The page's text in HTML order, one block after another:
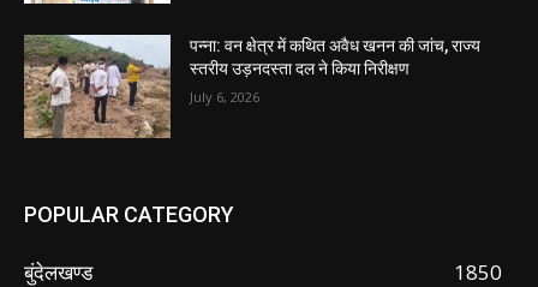
पन्ना: वन क्षेत्र में कथित अवैध खनन की जांच, राज्य
स्तरीय उड़नदस्ता दल ने किया निरीक्षण
July 6, 2026
POPULAR CATEGORY
बुंदेलखण्ड
1850